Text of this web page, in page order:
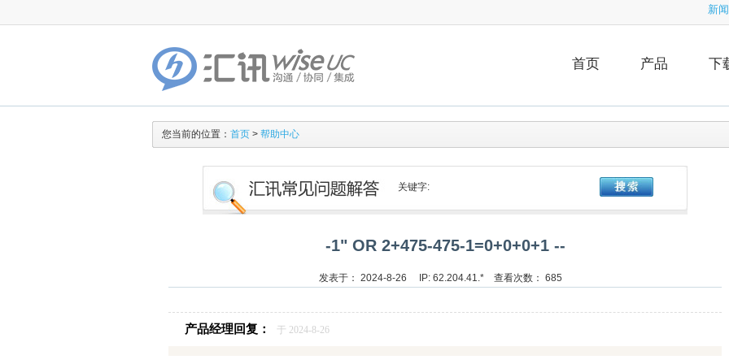
新
首页 产品 下
您当前的位置： 首页 > 帮助中心
关键字:
-1" OR 2+475-475-1=0+0+0+1 --
发表于： 2024-8-26 IP: 62.204.41.* 查看次数： 685
产品经理回复： 于 2024-8-26